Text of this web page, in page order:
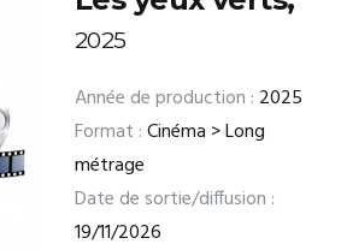
2025
Année de production : 2025
Format :Cinéma > Long
métrage
Date de sortie/diffusion :
19/11/2026